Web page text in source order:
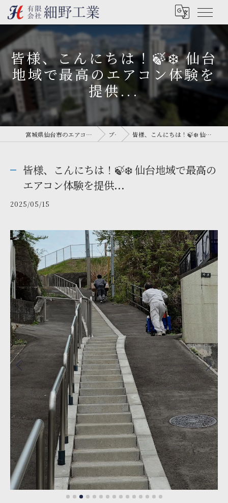
皆様、こんにちは！🍃❄️ 仙台
地域で最高のエアコン体験を
提供...
宮城県仙台市のエアコン工事なら有限会社細野工業 ブログ 皆様、こんにちは！🍃❄️ 仙台地域で最高のエアコン体験を提供...
皆様、こんにちは！🍃❄️ 仙台地域で最高の
エアコン体験を提供...
2025/05/15